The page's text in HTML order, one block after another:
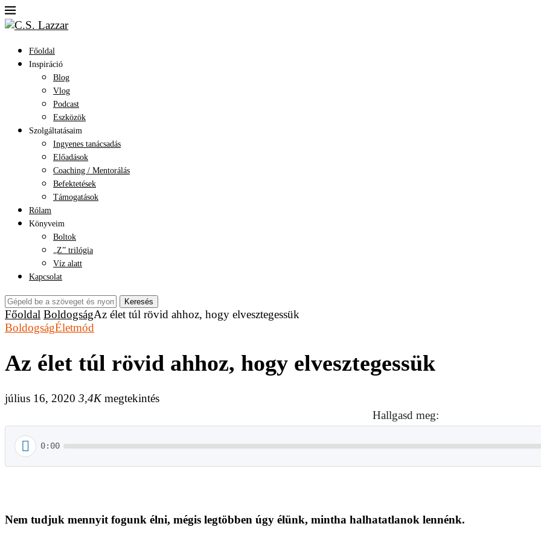
Főoldal
Inspiráció
Blog
Vlog
Podcast
Eszközök
Szolgáltatásaim
Ingyenes tanácsadás
Előadások
Coaching / Mentorálás
Befektetések
Támogatások
Rólam
Könyveim
Boltok
„Z” trilógia
Víz alatt
Kapcsolat
Keresés
Főoldal BoldogságAz élet túl rövid ahhoz, hogy elvesztegessük
BoldogságÉletmód
Az élet túl rövid ahhoz, hogy elvesztegessük
július 16, 2020 3,4Kmegtekintés
Hallgasd meg:
0:00
Nem tudjuk mennyit fogunk élni, mégis legtöbben úgy élünk, mintha halhatatlanok lennénk.